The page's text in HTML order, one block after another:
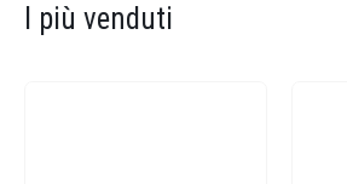
I più venduti